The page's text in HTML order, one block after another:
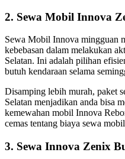
2. Sewa Mobil Innova
Sewa Mobil Innova mingguan
kebebasan dalam melakukan
Selatan. Ini adalah pilihan
butuh kendaraan selama
Disamping lebih murah, paket
Selatan menjadikan anda bisa
kemewahan mobil Innova
cemas tentang biaya sewa
3. Sewa Innova Zenix